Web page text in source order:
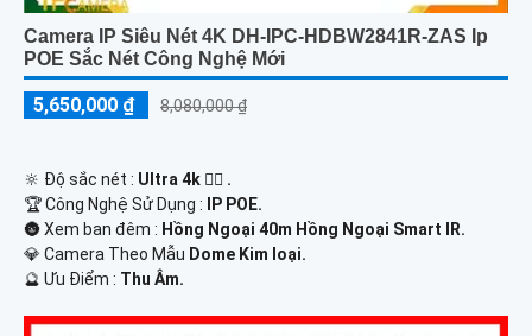
Camera IP Siêu Nét 4K DH-IPC-HDBW2841R-ZAS Ip
POE Sắc Nét Công Nghệ Mới
5,650,000 ₫ 8,080,000 ₫
🔆 Độ sắc nét : Ultra 4k 👍🏾 .
🏆 Công Nghệ Sử Dụng :
IP POE.
🌚 Xem ban đêm : Hồng Ngoại 40m Hồng Ngoại Smart IR.
💎 Camera Theo Mẫu Dome Kim loại.
️🔮 Ưu Điểm : Thu Âm.